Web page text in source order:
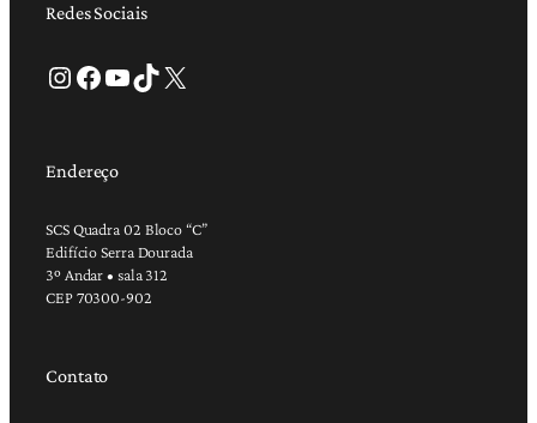
Redes Sociais
Instagram Facebook Youtube TikTok X
Endereço
SCS Quadra 02 Bloco “C”
Edifício Serra Dourada
3º Andar • sala 312
CEP 70300-902
Contato